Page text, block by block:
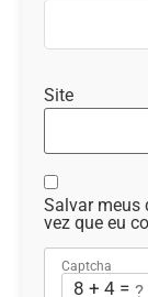
Site
Salvar meus
vez que eu
Captcha
8 + 4 = ?